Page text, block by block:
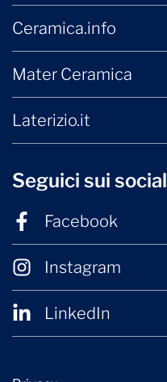
Ceramica.info
Mater Ceramica
Laterizio.it
Seguici sui social
Facebook
Instagram
LinkedIn